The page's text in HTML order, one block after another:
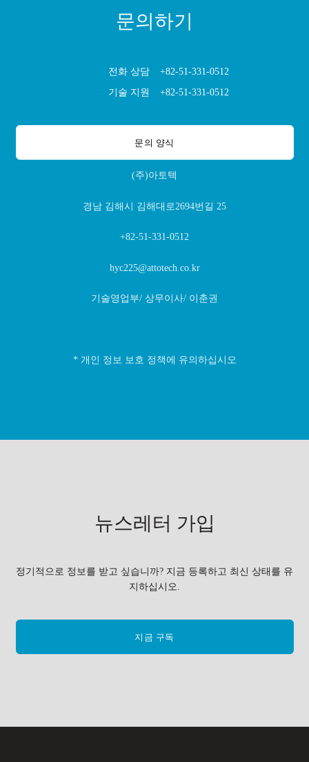
문의하기
전화 상담
+82-51-331-0512
기술 지원
+82-51-331-0512
문의 양식
(주)아토텍
경남 김해시 김해대로2694번길 25
+82-51-331-0512
hyc225@attotech.co.kr
기술영업부/ 상무이사/ 이춘권
* 개인 정보 보호 정책에 유의하십시오
뉴스레터 가입
정기적으로 정보를 받고 싶습니까? 지금 등록하고 최신 상태를 유
지하십시오.
지금 구독